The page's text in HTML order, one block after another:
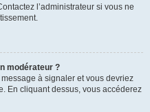
l’administrateur si vous ne
modérateur ?
à signaler et vous devriez
En cliquant dessus, vous accéderez